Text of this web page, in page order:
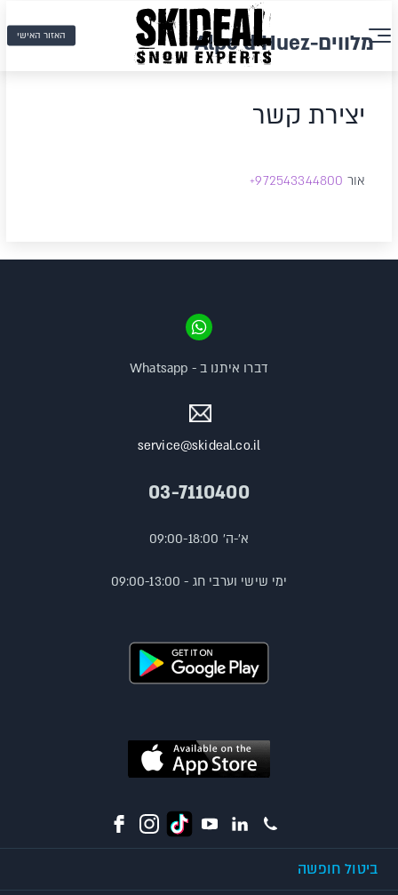
האזור האישי מלווים-Alpe d'Huez
יצירת קשר
אור 972543344800+
service@skideal.co.il
03-7110400
א'-ה' 09:00-18:00
ימי שישי וערבי חג - 09:00-13:00
דברו איתנו ב - Whatsapp
ביטול חופשה